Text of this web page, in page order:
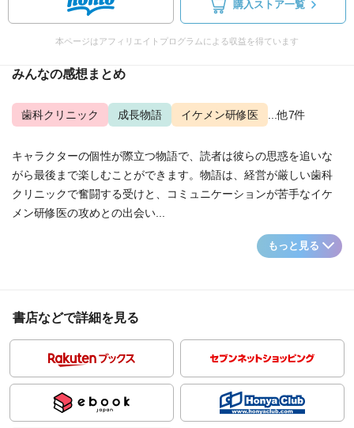
購入ストア一覧
本ページはアフィリエイトプログラムによる収益を得ています
みんなの感想まとめ
歯科クリニック 成長物語 イケメン研修医 ...他7件
キャラクターの個性が際立つ物語で、読者は彼らの思惑を追いな
がら最後まで楽しむことができます。物語は、経営が厳しい歯科
クリニックで奮闘する受けと、コミュニケーションが苦手なイケ
メン研修医の攻めとの出会い...
もっと見る
書店などで詳細を見る